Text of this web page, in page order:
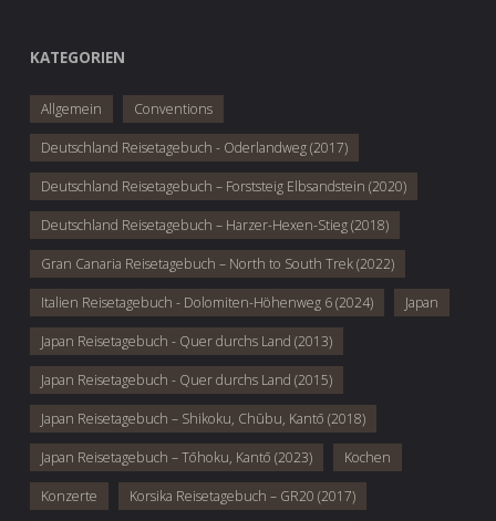
KATEGORIEN
Allgemein Conventions
Deutschland Reisetagebuch - Oderlandweg (2017)
Deutschland Reisetagebuch – Forststeig Elbsandstein (2020)
Deutschland Reisetagebuch – Harzer-Hexen-Stieg (2018)
Gran Canaria Reisetagebuch – North to South Trek (2022)
Italien Reisetagebuch - Dolomiten-Höhenweg 6 (2024) Japan
Japan Reisetagebuch - Quer durchs Land (2013)
Japan Reisetagebuch - Quer durchs Land (2015)
Japan Reisetagebuch – Shikoku, Chūbu, Kantō (2018)
Japan Reisetagebuch – Tōhoku, Kantō (2023) Kochen
Konzerte Korsika Reisetagebuch – GR20 (2017)